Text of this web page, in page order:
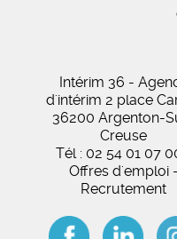
Intérim 36 -
d'intérim 2 place
36200 Argenton-
Creuse
Tél : 02 54 01 07
Offres d'emploi -
Recrutement